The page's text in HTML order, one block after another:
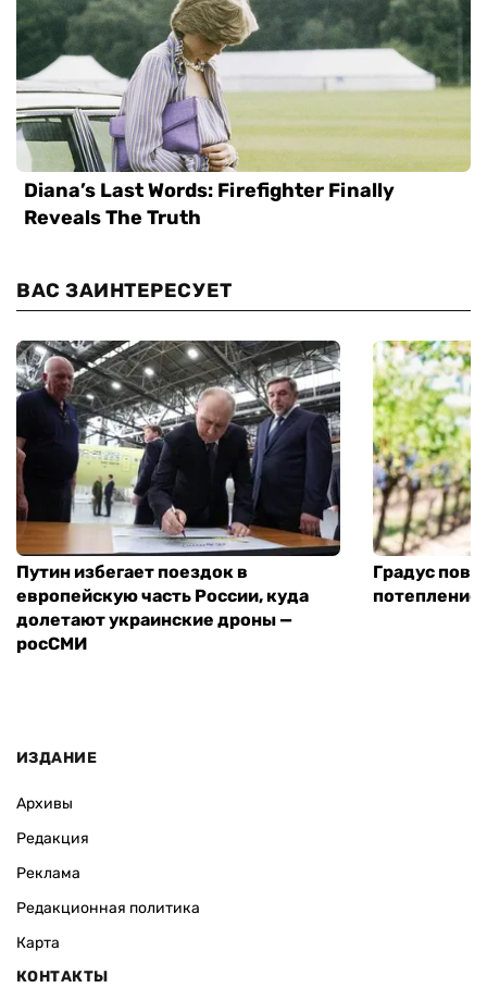
ВАС ЗАИНТЕРЕСУЕТ
Путин избегает поездок в
европейскую часть России, куда
долетают украинские дроны —
росСМИ
Градус
ИЗДАНИЕ
Архивы
Редакция
Реклама
Редакционная политика
Карта
КОНТАКТЫ